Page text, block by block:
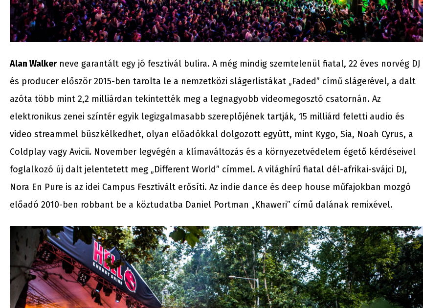
Alan Walkerneve garantált egy jó fesztivál bulira. A még mindig szemtelenül fiatal, 22 éves norvég DJ
és producer először 2015-ben tarolta le a nemzetközi slágerlistákat „Faded” című slágerével, a dalt
azóta több mint 2,2 milliárdan tekintették meg a legnagyobb videomegosztó csatornán. Az
elektronikus zenei színtér egyik legizgalmasabb szereplőjének tartják, 15 milliárd feletti audio és
video streammel büszkélkedhet, olyan előadókkal dolgozott együtt, mint Kygo, Sia, Noah Cyrus, a
Coldplay vagy Avicii. November legvégén a klímaváltozás és a környezetvédelem égető kérdéseivel
foglalkozó új dalt jelentetett meg „Different World” címmel. A világhírű fiatal dél-afrikai-svájci DJ,
Nora En Pure is az idei Campus Fesztivált erősíti. Az indie dance és deep house műfajokban mozgó
előadó 2010-ben robbant be a köztudatba Daniel Portman „Khaweri” című dalának remixével.